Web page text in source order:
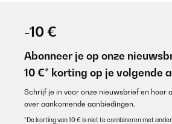
-10 €
Abonneer je op onze
10 €* korting op je volgende
Schrijf je in voor onze nieuwsbrief en hoor
over aankomende aanbiedingen.
*De korting van 10 € is niet te combineren met